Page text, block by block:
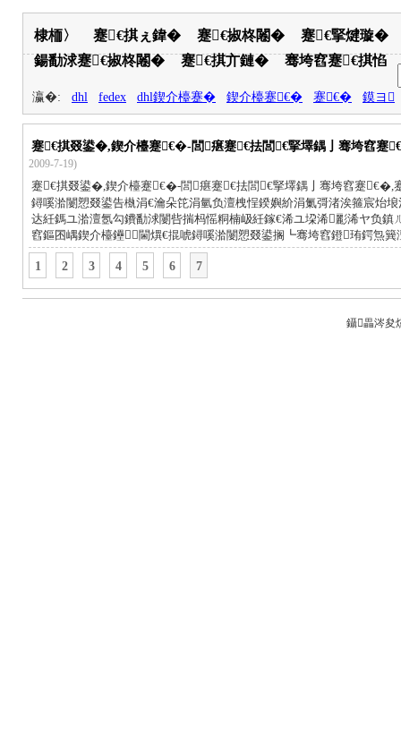
棣栭〉 蹇€掑ぇ鍏� 蹇€掓柊闂�
蹇€掔煡璇�
鍚勫浗蹇€掓柊闂�
蹇€掑亣鏈� 骞垮窞蹇€掑惂
瀛�: dhl fedex dhl鍥介檯蹇� 鍥介檯蹇€� 蹇€� 鏌ヨ
蹇€掑叕鍙�,鍥介檯蹇€�-閭瘎蹇€抾閭€掔墿鍝亅骞垮窞
2009-7-19)
蹇€掑叕鍙�,鍥介檯蹇€�-閭瘎蹇€抾閭€掔墿鍝亅骞垮窞蹇
鐞嗘湁闄愬叕鍙告槸涓€瀹朵笓涓氫负澶栧悜鍨嬩紒涓氭彁渚涘箍宸
达紝鎷ユ湁澶氬勾鐨勫浗闄呰揣杩愮粡楠岋紝鎵€浠ユ垜浠彲浠ヤ负
窞鏂囨嵎鍥介檯鑸┖閫熼€掍唬鐞嗘湁闄愬叕鍙搁┗骞垮窞鐙珛鍔炰簨
1 2 3 4 5 6 7
鑷畾涔